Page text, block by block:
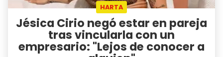
HARTA
Jésica Cirio negó estar en pareja
tras vincularla con un
empresario: "Lejos de conocer a